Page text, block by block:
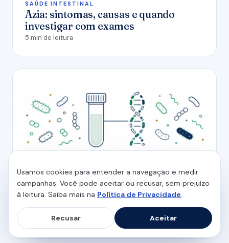
SAÚDE INTESTINAL
Azia: sintomas, causas e quando
investigar com exames
5 min de leitura
SAÚDE INTESTINAL
Exame da microbiota intestinal: o que
é, o que mostra e quando fazer
6 min de leitura
Usamos cookies para entender a navegação e medir
campanhas. Você pode aceitar ou recusar, sem prejuízo
à leitura. Saiba mais na Política de Privacidade.
Recusar Aceitar